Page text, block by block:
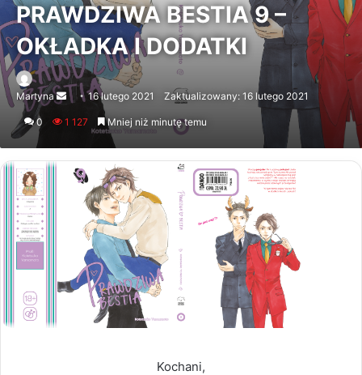
PRAWDZIWA BESTIA 9 –
OKŁADKA I DODATKI
Martyna
Send
an
16 lutego 2021 Zaktualizowany: 16 lutego 2021
0 1 127 Mniej niż minutę temu
Kochani,